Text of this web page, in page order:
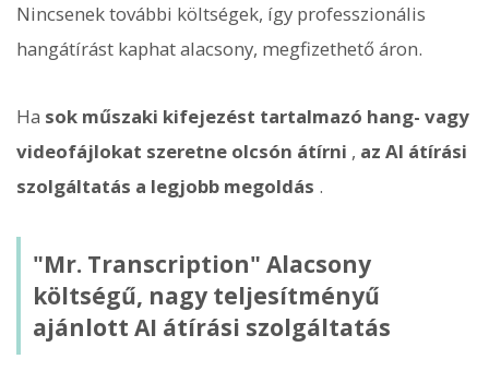
Nincsenek további költségek, így professzionális
hangátírást kaphat alacsony, megfizethető áron.
Ha sok műszaki kifejezést tartalmazó hang- vagy
videofájlokat szeretne olcsón átírni , az AI átírási
szolgáltatás a legjobb megoldás .
"Mr. Transcription" Alacsony
költségű, nagy teljesítményű
ajánlott AI átírási szolgáltatás